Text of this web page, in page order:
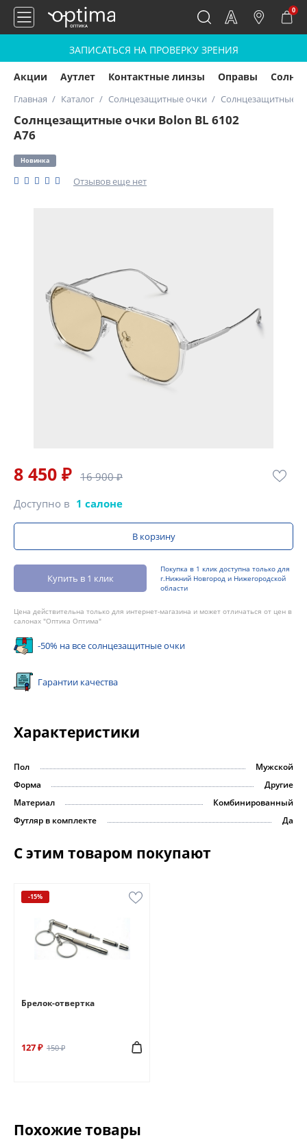
0
ЗАПИСАТЬСЯ НА ПРОВЕРКУ ЗРЕНИЯ
Акции Аутлет Контактные линзы Оправы
Главная Каталог Солнцезащитные очки Солнцезащитные
Солнцезащитные очки Bolon BL 6102
A76
Новинка
Отзывов еще нет
8 450 ₽ 16 900 ₽
Доступно в 1 салоне
В корзину
Купить в 1 клик
Покупка в 1 клик доступна только для
г.Нижний Новгород и Нижегородской
области
Цена действительна только для интернет-магазина и может отличаться от цен в
салонах "Оптика Оптима"
-50% на все солнцезащитные очки
Гарантии качества
Характеристики
Пол
Мужской
Форма
Другие
Материал
Комбинированный
Футляр в комплекте
Да
С этим товаром покупают
-15%
Брелок-отвертка
127 ₽ 150 ₽
Похожие товары